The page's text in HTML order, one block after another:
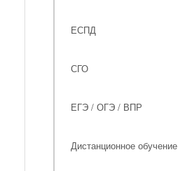
ЕСПД
СГО
ЕГЭ / ОГЭ / ВПР
Дистанционное обучение